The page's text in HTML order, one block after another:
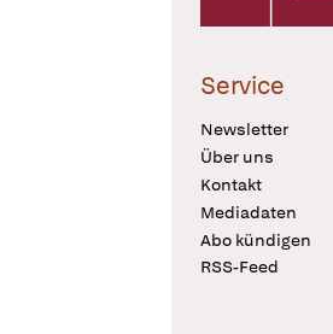
Service
Newsletter
Über uns
Kontakt
Mediadaten
Abo kündigen
RSS-Feed